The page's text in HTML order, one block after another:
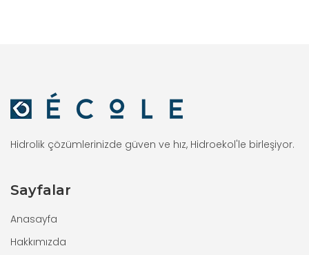
Hidrolik çözümlerinizde güven ve hız, Hidroekol'le birleşiyor.
Sayfalar
Anasayfa
Hakkımızda